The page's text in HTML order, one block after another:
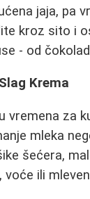
jaja, pa
kroz sito i
- od
Krema
vremena za
mleka
šećera,
voće ili